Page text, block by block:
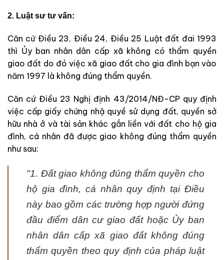
2. Luật sư tư vấn:
Căn cứ Điều 23, Điều 24, Điều 25 Luật đất đai 1993
thì Ủy ban nhân dân cấp xã không có thẩm quyền
giao đất do đó việc xã giao đất cho gia đình bạn vào
năm 1997 là không đúng thẩm quyền.
Căn cứ Điều 23 Nghị định 43/2014/NĐ-CP quy định
việc cấp giấy chứng nhậ quyề sử dụng đất, quyền sở
hữu nhà ở và tài sản khác gắn liền với đất cho hộ gia
đình, cá nhân đã được giao không đúng thẩm quyền
như sau:
"1. Đất giao không đúng thẩm quyền cho
hộ gia đình, cá nhân quy định tại Điều
này bao gồm các trường hợp người đứng
đầu điểm dân cư giao đất hoặc Ủy ban
nhân dân cấp xã giao đất không đúng
thẩm quyền theo quy định của pháp luật